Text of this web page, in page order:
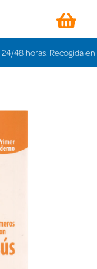
horas. Recogida en